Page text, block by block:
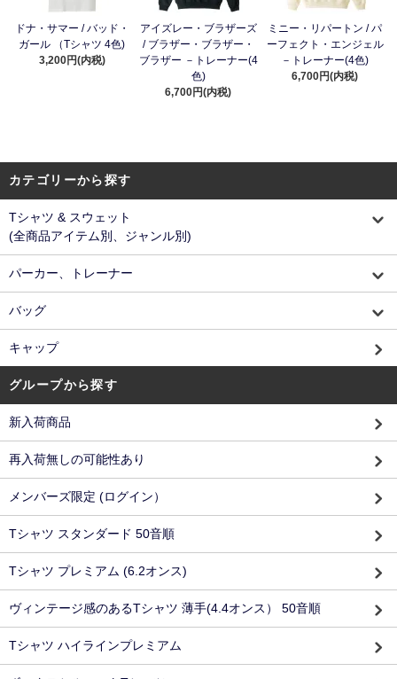
ドナ・サマー / バッド・
ガール （Tシャツ 4色)
3,200円(内税)
アイズレー・ブラザーズ
/ ブラザー・ブラザー・
ブラザー －トレーナー(4
色)
6,700円(内税)
ミニー・リパートン / パ
ーフェクト・エンジェル
－トレーナー(4色)
6,700円(内税)
カテゴリーから探す
Tシャツ & スウェット
(全商品アイテム別、ジャンル別)
パーカー、トレーナー
バッグ
キャップ
グループから探す
新入荷商品
再入荷無しの可能性あり
メンバーズ限定 (ログイン）
Tシャツ スタンダード 50音順
Tシャツ プレミアム (6.2オンス)
ヴィンテージ感のあるTシャツ 薄手(4.4オンス） 50音順
Tシャツ ハイラインプレミアム